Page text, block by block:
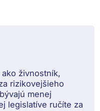
živnostník,
rizikovejšieho
menej
legislatíve ručíte za